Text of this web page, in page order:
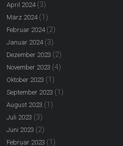
April 2024(3)
März 2024(1)
Februar 2024(2)
Januar 2024(3)
Dezember 2023 (2)
November 2023 (4)
Oktober 2023 (1)
September 2023 (1)
August 2023 (1)
Juli 2023 (3)
Juni 2023 (2)
Februar 2023 (1)